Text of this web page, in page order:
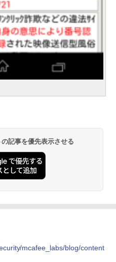
記事を優先表示させる
mcafee_labs/blog/content